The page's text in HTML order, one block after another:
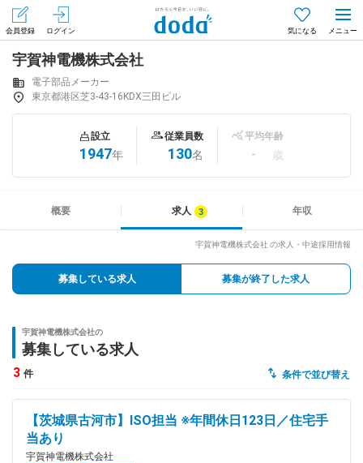
会員登録 ログイン 気になる
会員登録（無料）
はじめてdodaをご利用される方へ
求人を紹介してもらう
知りたい・聞きたい
専門サイト
自動案内は24時間365日対応
転職の「モヤモヤ」、一人で悩まず
気軽に相談してみませんか？
宇賀神電機株式会社
電子部品メーカー
東京都港区芝3-43-16KDX三田ビル
設立
1947年
従業員数
130名
平均年齢
- 歳
概要 求人 年収
宇賀神電機株式会社 の求人・中途採用情報
募集している求人 募集が終了した求人
宇賀神電機株式会社の
募集している求人
3 件 条件で並び替え
【茨城県古河市】ISO担当 ※年間休日123日／住宅手
当あり
宇賀神電機株式会社